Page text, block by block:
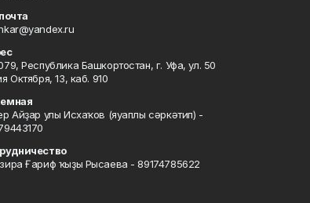
Республика Башкортостан, г. Уфа, ул. 50
Октября, 13, каб. 910
Айҙар улы Исхаҡов (яуаплы сәркәтип) -
Ғариф ҡыҙы Рысаева - 89174785622